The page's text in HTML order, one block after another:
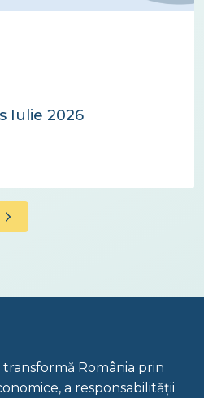
Iulie 2026
România prin
a responsabilității